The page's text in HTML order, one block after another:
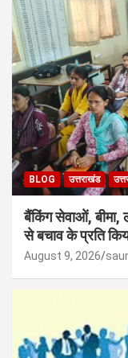
BLOG उत्तराखंड
बैंकिंग सेवाओं, बीमा,
से बचाव के प्रति
August 9, 2026